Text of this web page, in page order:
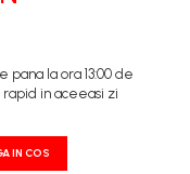
la ora 13:00 de
in aceeasi zi
IN COS